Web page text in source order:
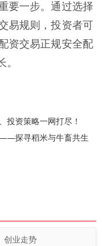
要一步。通过选择
易规则，投资者可
资交易正规安全配
投资策略一网打尽！
探寻稻米与牛畜共生
创业走势